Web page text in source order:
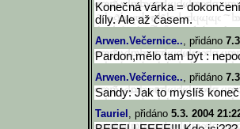
Konečná várka =
díly. Ale až časem.
Arwen.Večernice.., přidáno
Pardon,mělo tam být :
Arwen.Večernice.., přidáno
Sandy: Jak to myslíš
Tauriel , přidáno 5.3. 2004